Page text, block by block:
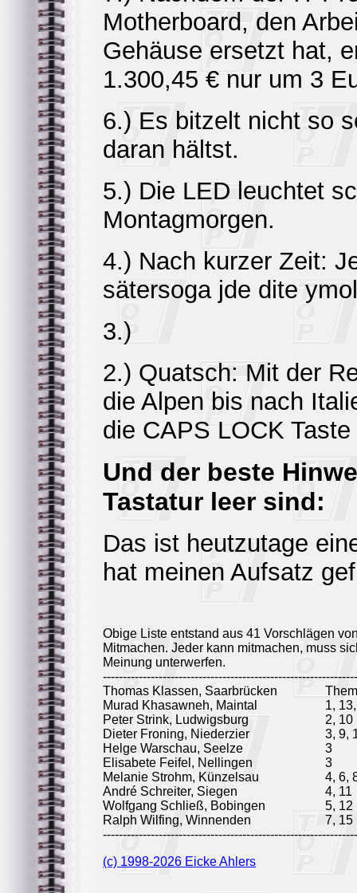
Motherboard, den
Gehäuse ersetzt hat,
1.300,45 € nur um 3
6.) Es bitzelt nicht so
daran hältst.
5.) Die LED leuchtet
Montagmorgen.
4.) Nach kurzer Zeit:
sätersoga jde dite ymol
3.)
2.) Quatsch: Mit der
die Alpen bis nach
die CAPS LOCK
Und der beste
Tastatur leer sind:
Das ist heutzutage
hat meinen Aufsatz
Obige Liste entstand aus 41 Vorschlägen
Mitmachen. Jeder kann mitmachen, muss
Meinung unterwerfen.
Thomas Klassen, Saarbrücken
Murad Khasawneh, Maintal
1,
Peter Strink, Ludwigsburg
2, 10
Dieter Froning, Niederzier
3, 9,
Helge Warschau, Seelze
3
Elisabete Feifel, Nellingen
3
Melanie Strohm, Künzelsau
4, 6,
André Schreiter, Siegen
4, 11
Wolfgang Schließ, Bobingen
5, 12
Ralph Wilfing, Winnenden
7, 15
(c) 1998-2026 Eicke Ahlers